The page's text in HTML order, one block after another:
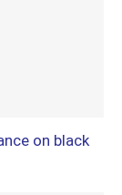
on black